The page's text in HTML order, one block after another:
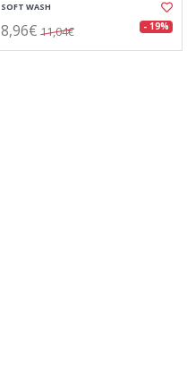
SOFT WASH
8,96€ 11,04€ - 19%